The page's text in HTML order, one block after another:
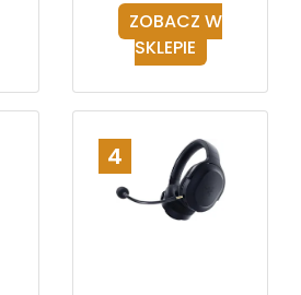
ZOBACZ W
SKLEPIE
4